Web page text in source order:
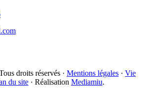
droits réservés · Mentions légales · Vie
du site · Réalisation Mediamiu.